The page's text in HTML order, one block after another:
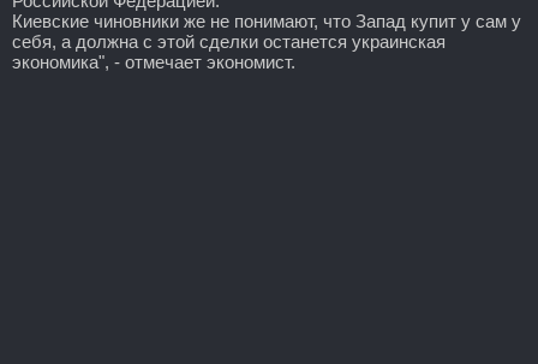
Киевские чиновники же не понимают, что Запад купит у сам у
себя, а должна с этой сделки останется украинская
экономика", - отмечает экономист.